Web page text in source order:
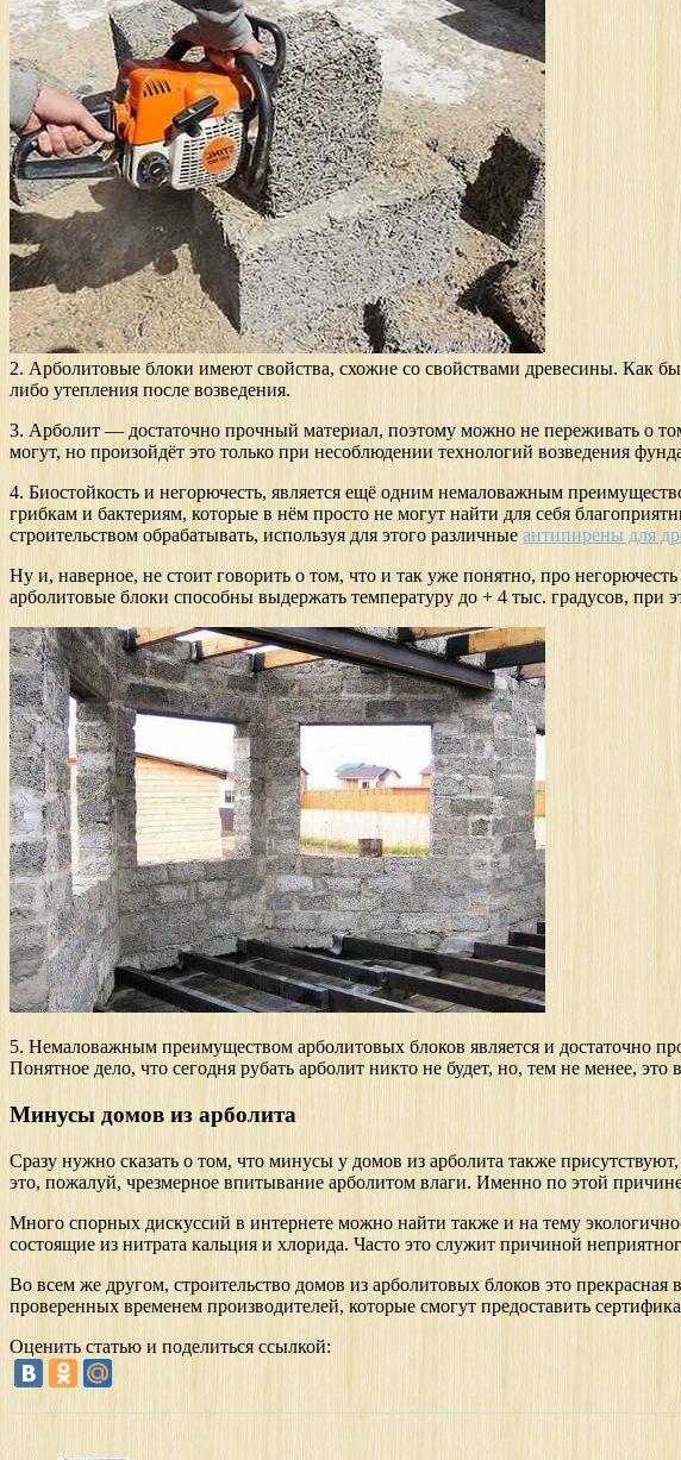
2. Арболитовые блоки имеют свойства, схожие со свойствами древесины. Как
либо утепления после возведения.
3. Арболит — достаточно прочный материал, поэтому можно не переживать о
могут, но произойдёт это только при несоблюдении технологий возведения
4. Биостойкость и негорючесть, является ещё одним немаловажным
грибкам и бактериям, которые в нём просто не могут найти для себя
строительством обрабатывать, используя для этого различные антипирены для
Ну и, наверное, не стоит говорить о том, что и так уже понятно, про
арболитовые блоки способны выдержать температуру до + 4 тыс. градусов, при
5. Немаловажным преимуществом арболитовых блоков является и достаточно
Понятное дело, что сегодня рубать арболит никто не будет, но, тем не менее,
Минусы домов из арболита
Сразу нужно сказать о том, что минусы у домов из арболита также
это, пожалуй, чрезмерное впитывание арболитом влаги. Именно по этой
Много спорных дискуссий в интернете можно найти также и на тему
состоящие из нитрата кальция и хлорида. Часто это служит причиной
Во всем же другом, строительство домов из арболитовых блоков это
проверенных временем производителей, которые смогут предоставить
Оценить статью и поделиться ссылкой: